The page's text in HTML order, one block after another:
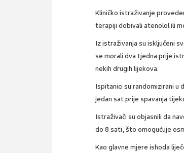
Kliničko istraživanje
terapiji dobivali atenolol ili
Iz istraživanja su isključeni
se morali dva tjedna prije
nekih drugih lijekova.
Ispitanici su randomizirani u
jedan sat prije spavanja
Istraživači su objasnili da
do 8 sati, što omogućuje
Kao glavne mjere ishoda